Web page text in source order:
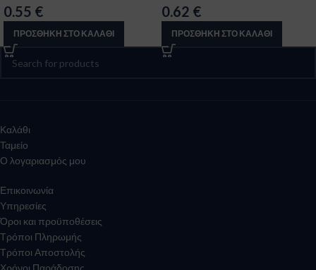
0.55 €
ΠΡΟΣΘΉΚΗ ΣΤΟ ΚΑΛΆΘΙ
0.62 €
ΠΡΟΣΘΉΚΗ ΣΤΟ ΚΑΛΆΘΙ
Καλάθι
Ταμείο
Ο λογαριασμός μου
Επικοινωνία
Υπηρεσίες
Όροι και προϋποθέσεις
Τρόποι Πληρωμής
Τρόποι Αποστολής
Χρόνοι Παράδοσης